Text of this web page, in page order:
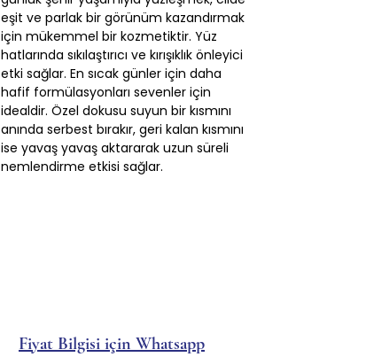
eşit ve parlak bir görünüm kazandırmak
için mükemmel bir kozmetiktir. Yüz
hatlarında sıkılaştırıcı ve kırışıklık önleyici
etki sağlar. En sıcak günler için daha
hafif formülasyonları sevenler için
idealdir. Özel dokusu suyun bir kısmını
anında serbest bırakır, geri kalan kısmını
ise yavaş yavaş aktararak uzun süreli
nemlendirme etkisi sağlar.
Fiyat Bilgisi için Whatsapp